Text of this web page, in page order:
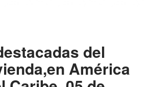
del
América